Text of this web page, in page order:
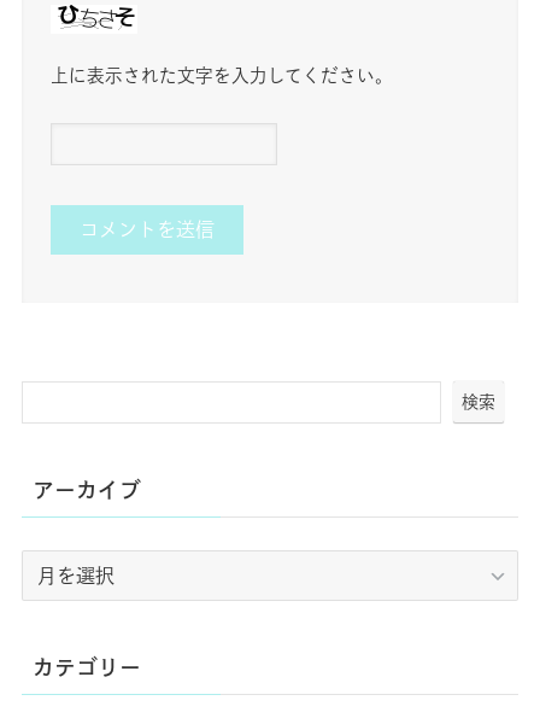
上に表示された文字を入力してください。
検索
アーカイブ
カテゴリー